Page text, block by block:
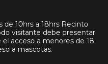
de 10hrs a 18hrs Recinto
visitante debe presentar
acceso a menores de 18
a mascotas.